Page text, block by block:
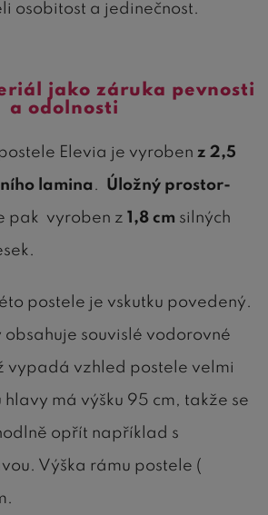
osobitost a jedinečnost.
jako záruka pevnosti
a odolnosti
Elevia je vyroben z 2,5
lamina . Úložný prostor-
pak vyroben z 1,8 cm silných
postele je vskutku povedený.
obsahuje souvislé vodorovné
vypadá vzhled postele velmi
má výšku 95 cm, takže se
opřít například s
Výška rámu postele (